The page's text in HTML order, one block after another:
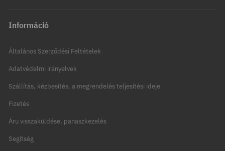
Információ
Általános Szerződési Feltételek
Adatvédelmi irányelvek
Szállítás, kézbesítés, a megrendelés teljesítési ideje
Fizetés
Áru visszaküldése, panaszkezelés
Segítség